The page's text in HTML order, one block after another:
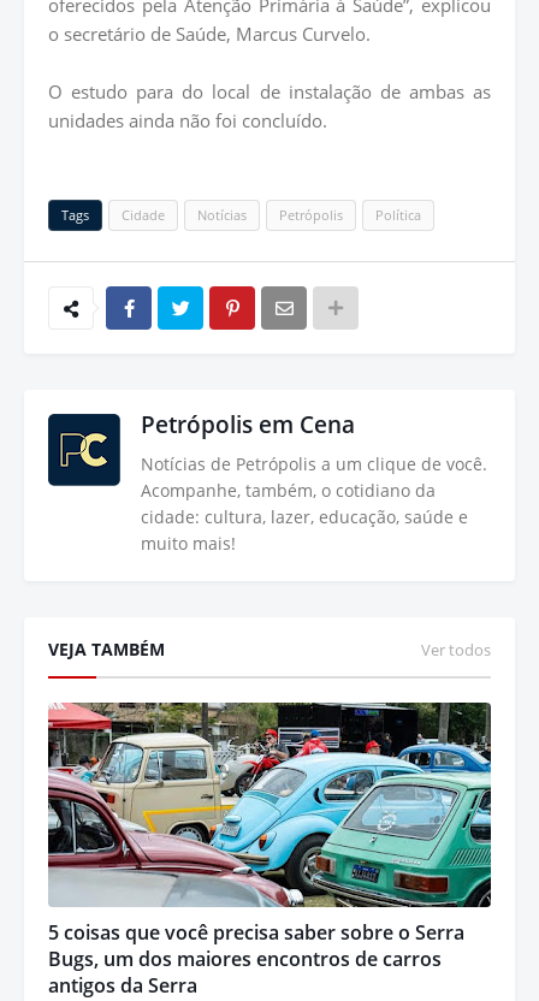
oferecidos pela Atenção Primária à Saúde”, explicou
o secretário de Saúde, Marcus Curvelo.
O estudo para do local de instalação de ambas as
unidades ainda não foi concluído.
Tags Cidade Notícias Petrópolis Política
Petrópolis em Cena
Notícias de Petrópolis a um clique de você.
Acompanhe, também, o cotidiano da
cidade: cultura, lazer, educação, saúde e
muito mais!
VEJA TAMBÉM Ver todos
5 coisas que você precisa saber sobre o Serra
Bugs, um dos maiores encontros de carros
antigos da Serra